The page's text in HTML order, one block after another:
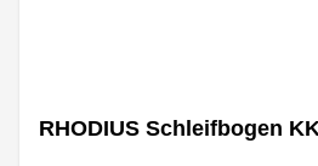
RHODIUS Schleifbogen